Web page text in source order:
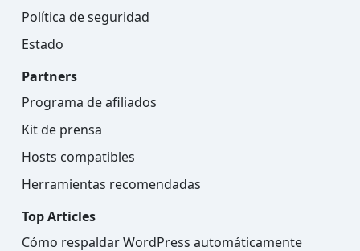
Política de seguridad
Estado
Partners
Programa de afiliados
Kit de prensa
Hosts compatibles
Herramientas recomendadas
Top Articles
Cómo respaldar WordPress automáticamente